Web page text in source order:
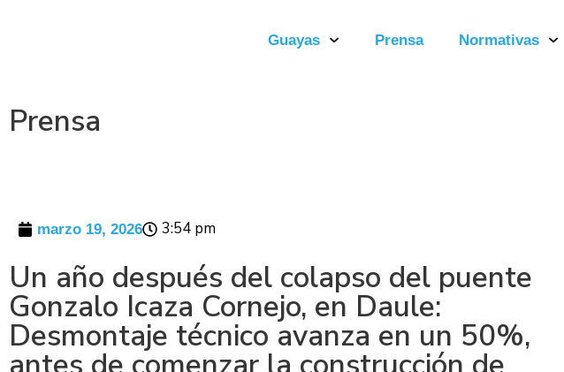
Guayas Prensa Normativas
Prensa
marzo 19, 2026 3:54 pm
Un año después del colapso del puente
Gonzalo Icaza Cornejo, en Daule:
Desmontaje técnico avanza en un 50%,